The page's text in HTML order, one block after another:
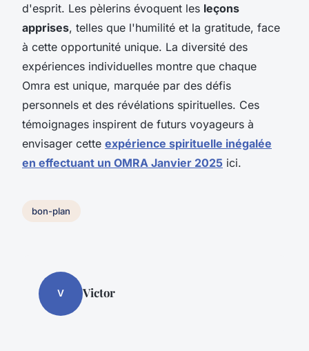
d'esprit. Les pèlerins évoquent les leçons
apprises, telles que l'humilité et la gratitude, face
à cette opportunité unique. La diversité des
expériences individuelles montre que chaque
Omra est unique, marquée par des défis
personnels et des révélations spirituelles. Ces
témoignages inspirent de futurs voyageurs à
envisager cette expérience spirituelle inégalée
en effectuant un OMRA Janvier 2025 ici.
bon-plan
V Victor